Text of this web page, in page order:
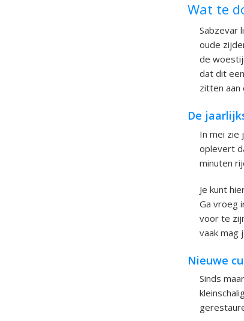
Wat te
Sabzevar
oude
de
dat dit
zitten aan
De
In mei zie
oplevert
minuten
Je kunt
Ga vroeg
voor te
vaak mag
Nieuwe
Sinds